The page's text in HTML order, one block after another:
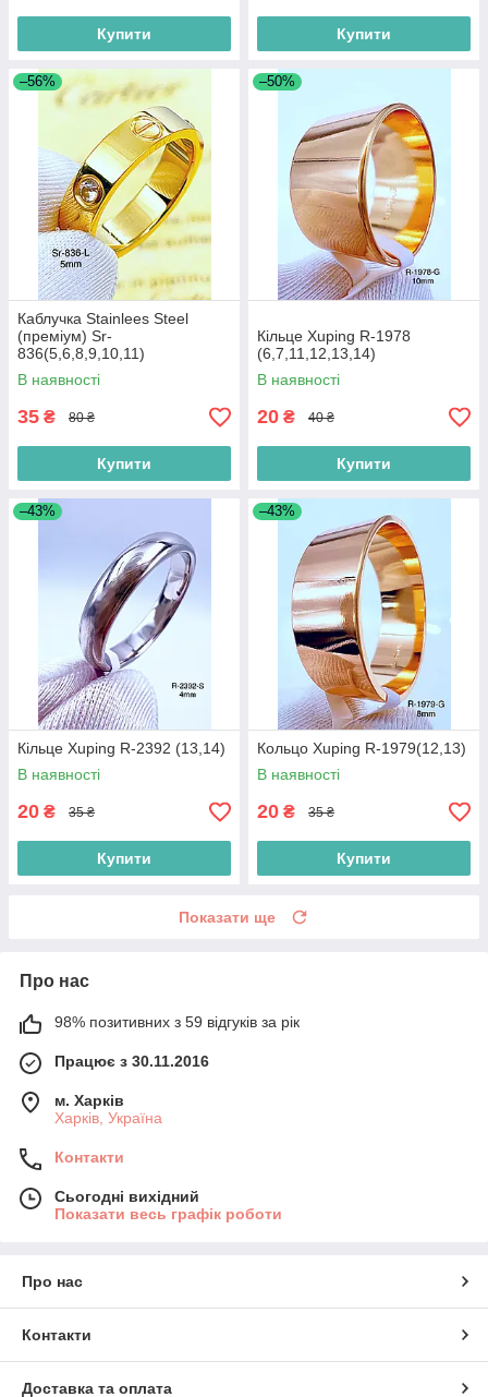
Купити Купити
–56%
Каблучка Stainlees Steel
(преміум) Sr-
836(5,6,8,9,10,11)
В наявності
35 ₴ 80 ₴
Купити
–50%
Кільце Xuping R-1978
(6,7,11,12,13,14)
В наявності
20 ₴ 40 ₴
Купити
–43%
Кільце Xuping R-2392 (13,14)
В наявності
20 ₴ 35 ₴
Купити
–43%
Кольцо Xuping R-1979(12,13)
В наявності
20 ₴ 35 ₴
Купити
Показати ще
Про нас
98% позитивних з 59 відгуків за рік
Працює з 30.11.2016
м. Харків
Харків, Україна
Контакти
Сьогодні вихідний
Показати весь графік роботи
Про нас
Контакти
Доставка та оплата